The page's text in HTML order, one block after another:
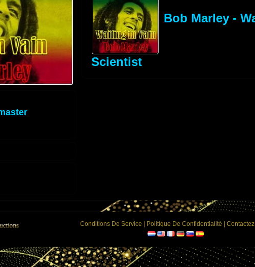
Bob Marley -
Scientist
Conditions De Service Politique De Confidentialité